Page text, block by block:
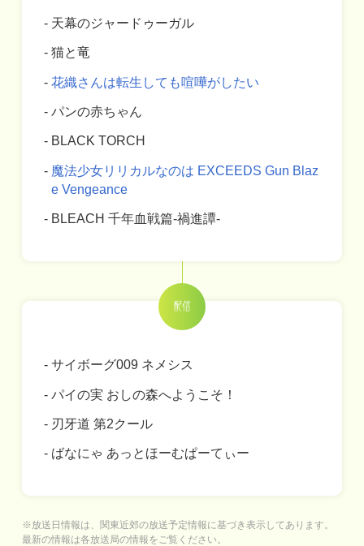
天幕のジャードゥーガル
猫と竜
花織さんは転生しても喧嘩がしたい
パンの赤ちゃん
BLACK TORCH
魔法少女リリカルなのは EXCEEDS Gun Blaz
e Vengeance
BLEACH 千年血戦篇-禍進譚-
サイボーグ009 ネメシス
パイの実 おしの森へようこそ！
刃牙道 第2クール
ばなにゃ あっとほーむぱーてぃー
※放送日情報は、関東近郊の放送予定情報に基づき表示してあります。
最新の情報は各放送局の情報をご覧ください。